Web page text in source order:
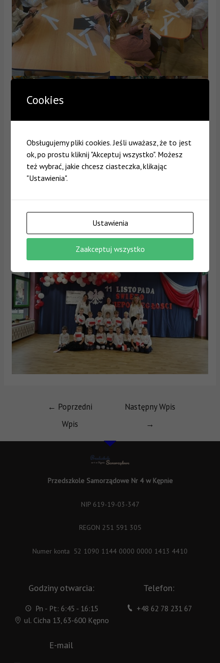
← Poprzedni
Wpis
Następny Wpis
→
Przedszkole Samorządowe Nr 4 w Kępnie
NIP 619-19-03-347
REGON 251 591 305
Numer konta 52 1090 1144 0000 0000 1413 4410
Godziny otwarcia:
Pn - Pt: 6:45 - 16:15
ul. Cicha 13, 63-600 Kępno
Telefon:
+48 62 78 231 67
E-mail
Cookies
Obsługujemy pliki cookies. Jeśli uważasz, że to jest
ok, po prostu kliknij "Akceptuj wszystko". Możesz
też wybrać, jakie chcesz ciasteczka, klikając
"Ustawienia".
Ustawienia
Zaakceptuj wszystko